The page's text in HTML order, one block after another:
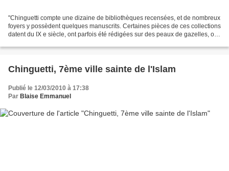
"Chinguetti compte une dizaine de bibliothèques recensées, et de nombreux
foyers y possèdent quelques manuscrits. Certaines pièces de ces collections
datent du IX e siècle, ont parfois été rédigées sur des peaux de gazelles, ou
Chinguetti, 7ème ville sainte de l'Islam
Publié le 12/03/2010 à 17:38
Par Blaise Emmanuel